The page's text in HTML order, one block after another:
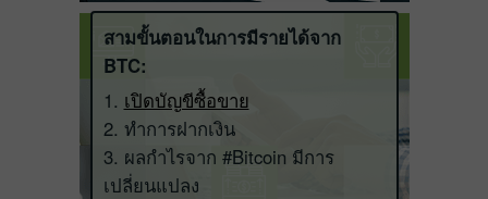
สามขั้นตอนในการมีรายได้จาก
BTC:
1. เปิดบัญขีซื้อขาย
2. ทำการฝากเงิน
3. ผลกำไรจาก #Bitcoin มีการ
เปลี่ยนแปลง